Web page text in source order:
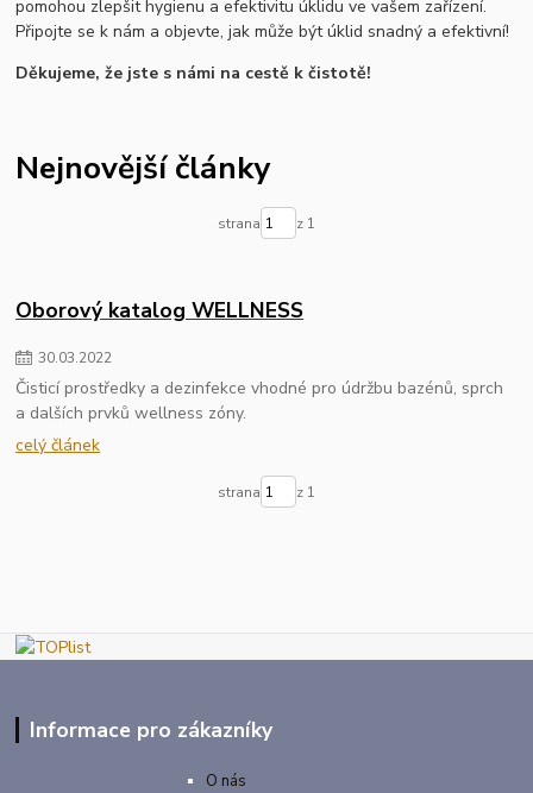
pomohou zlepšit hygienu a efektivitu úklidu ve vašem zařízení.
Připojte se k nám a objevte, jak může být úklid snadný a efektivní!
Děkujeme, že jste s námi na cestě k čistotě!
Nejnovější články
strana z 1
Oborový katalog WELLNESS
30.03.2022
Čisticí prostředky a dezinfekce vhodné pro údržbu bazénů, sprch
a dalších prvků wellness zóny.
celý článek
strana z 1
Informace pro zákazníky
O nás